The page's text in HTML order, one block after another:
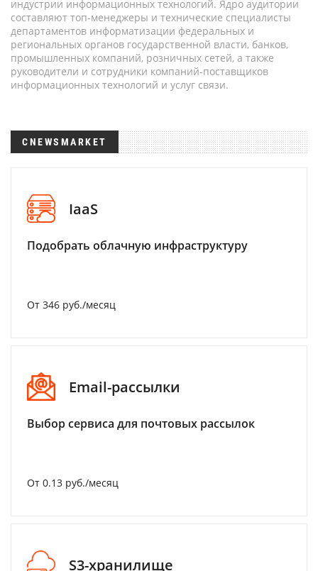
индустрии информационных технологий. Ядро аудитории
составляют топ-менеджеры и технические специалисты
департаментов информатизации федеральных и
региональных органов государственной власти, банков,
промышленных компаний, розничных сетей, а также
руководители и сотрудники компаний-поставщиков
информационных технологий и услуг связи.
CNEWSMARKET
IaaS
Подобрать облачную инфраструктуру
От 346 руб./месяц
Email-рассылки
Выбор сервиса для почтовых рассылок
От 0.13 руб./месяц
S3-хранилище